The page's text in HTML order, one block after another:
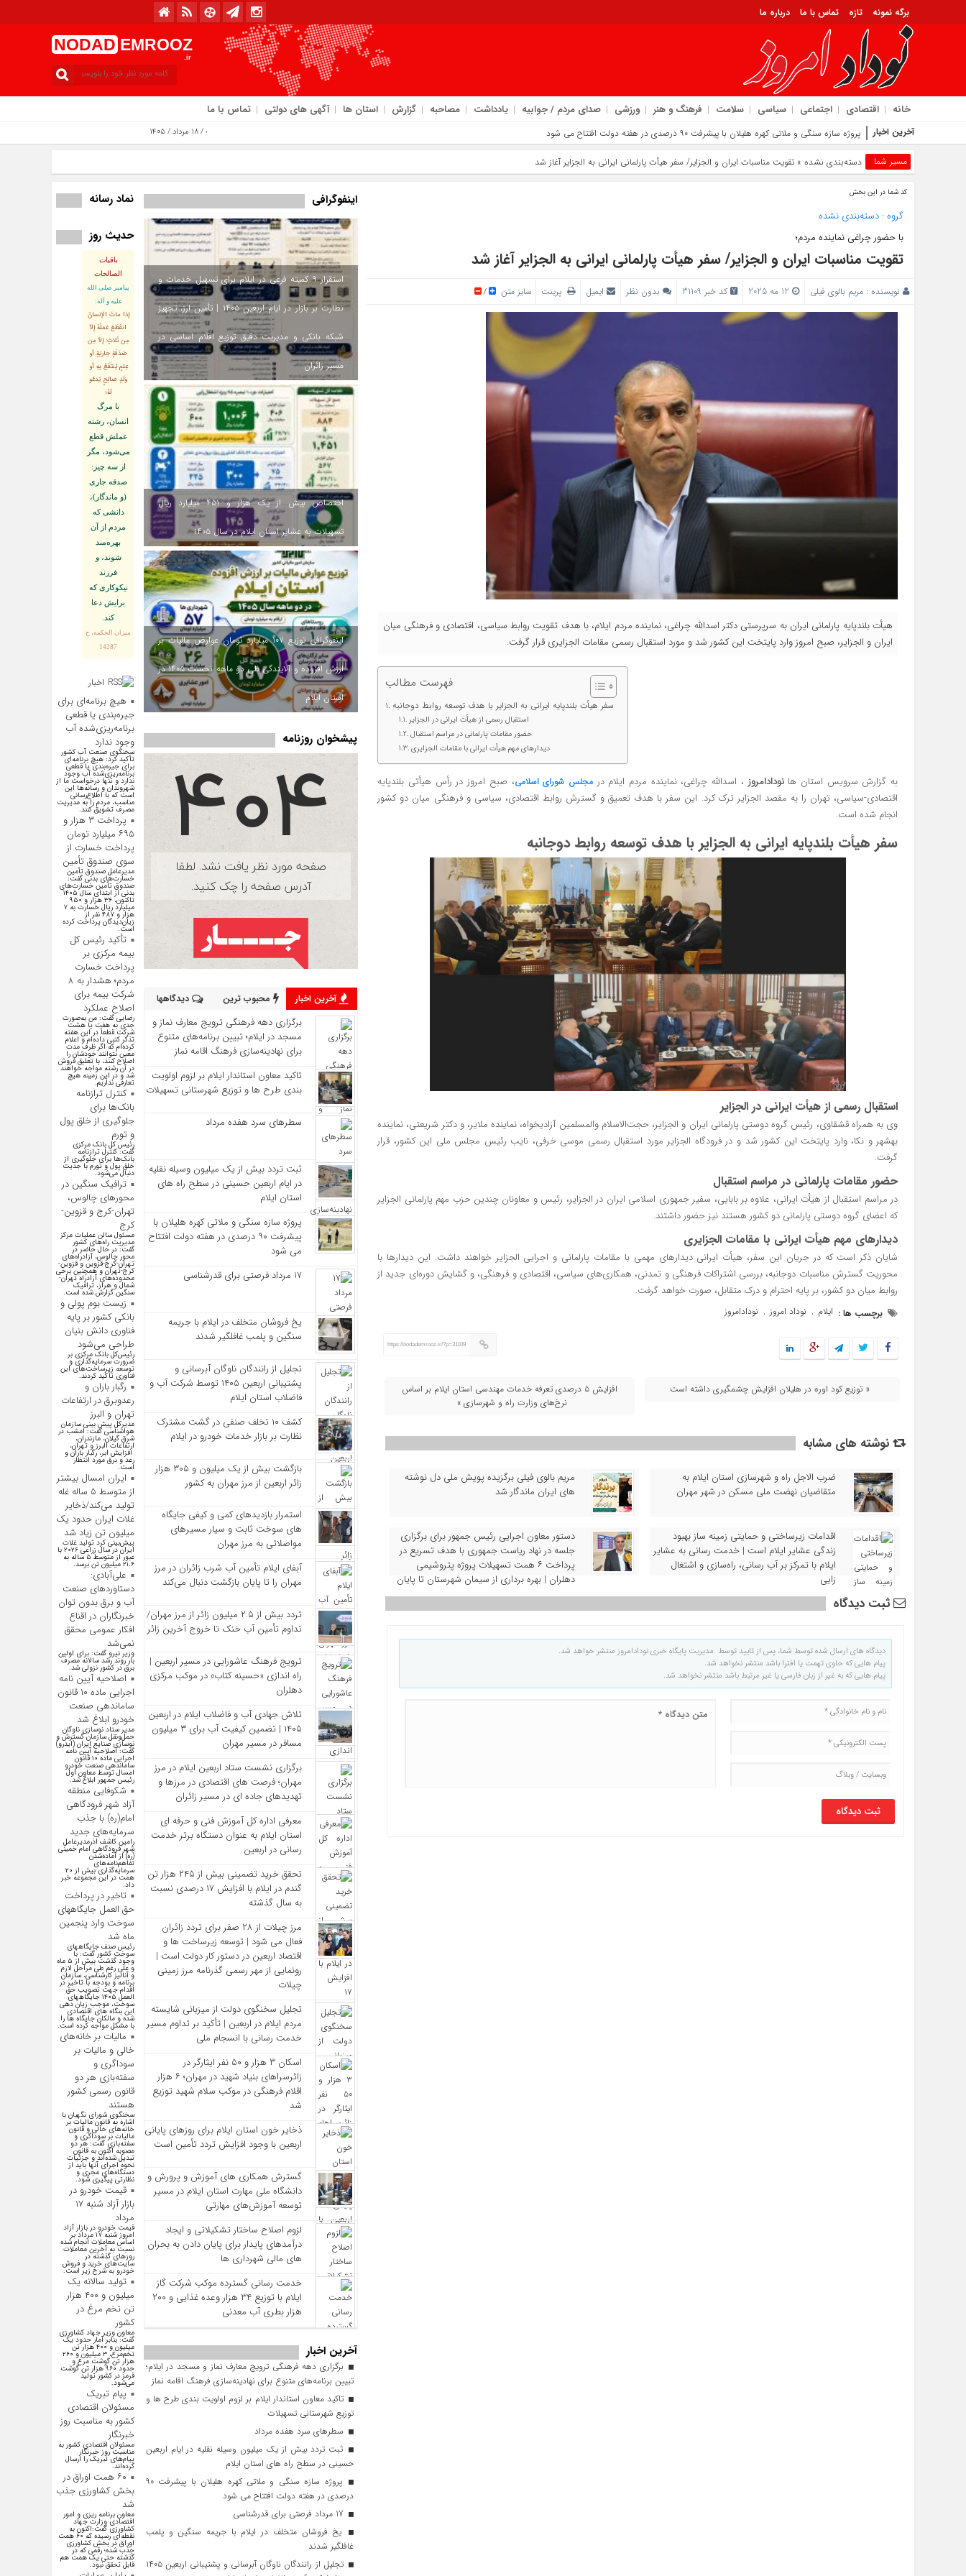
برگه نمونه تازه تماس با ما درباره ما
NODAD EMROOZ
.ir
خانه اقتصادی اجتماعی سیاسی سلامت فرهنگ و هنر ورزشی صدای مردم / جوابیه یادداشت مصاحبه گزارش استان ها آگهی های دولتی تماس با ما
آخرین اخبار 17 مرداد فرصتی برای
مسیر شما دسته‌بندی نشده » تقویت مناسبات ایران و الجزایر/ سفر هیأت پارلمانی ایرانی به الجزایر آغاز شد
کد شما در این بخش
گروه :دسته‌بندی نشده
با حضور چراغی نماینده مردم؛
تقویت مناسبات ایران و الجزایر/ سفر هیأت پارلمانی ایرانی به الجزایر آغاز شد
نویسنده : مریم بالوی فیلی کد خبر 31109 بدون نظر ایمیل پرینت سایز متن /
هیأت بلندپایه پارلمانی ایران به سرپرستی دکتر اسدالله چراغی، نماینده مردم ایلام، با هدف تقویت روابط سیاسی، اقتصادی و فرهنگی میان
ایران و الجزایر، صبح امروز وارد پایتخت این کشور شد و مورد استقبال رسمی مقامات الجزایری قرار گرفت.
فهرست مطالب
سفر هیأت بلندپایه ایرانی به الجزایر با هدف توسعه روابط دوجانبه
استقبال رسمی از هیأت ایرانی در الجزایر
حضور مقامات پارلمانی در مراسم استقبال
دیدارهای مهم هیأت ایرانی با مقامات الجزایری
به گزارش سرویس استان هانودادامروز ، اسدالله چراغی، نماینده مردم ایلام درمجلس شورای اسلامی، صبح امروز در رأس هیأتی بلندپایه
اقتصادی-سیاسی، تهران را به مقصد الجزایر ترک کرد. این سفر با هدف تعمیق و گسترش روابط اقتصادی، سیاسی و فرهنگی میان دو کشور
انجام شده است.
سفر هیأت بلندپایه ایرانی به الجزایر با هدف توسعه روابط دوجانبه
استقبال رسمی از هیأت ایرانی در الجزایر
وی به همراه قشقاوی، رئیس گروه دوستی پارلمانی ایران و الجزایر، حجت‌الاسلام والمسلمین آزادیخواه، نماینده ملایر، و دکتر شریعتی، نماینده
بهشهر و نکا، وارد پایتخت این کشور شد و در فرودگاه الجزایر مورد استقبال رسمی موسی خرفی، نایب رئیس مجلس ملی این کشور، قرار
گرفت.
حضور مقامات پارلمانی در مراسم استقبال
در مراسم استقبال از هیأت ایرانی، علاوه بر بابایی، سفیر جمهوری اسلامی ایران در الجزایر، رئیس و معاونان چندین حزب مهم پارلمانی الجزایر
که اعضای گروه دوستی پارلمانی دو کشور هستند نیز حضور داشتند.
دیدارهای مهم هیأت ایرانی با مقامات الجزایری
شایان ذکر است که در جریان این سفر، هیأت ایرانی دیدارهای مهمی با مقامات پارلمانی و اجرایی الجزایر خواهند داشت. این دیدارها با
محوریت گسترش مناسبات دوجانبه، بررسی اشتراکات فرهنگی و تمدنی، همکاری‌های سیاسی، اقتصادی و فرهنگی، و گشایش دوره‌ای جدید از
روابط میان دو کشور، بر پایه احترام و درک متقابل، صورت خواهد گرفت.
برچسب ها : ایلام , نوداد امروز , نودادامروز
https://nodademrooz.ir/?p=31109
« توزیع کود اوره در هلیلان افزایش چشمگیری داشته است
افزایش ۵ درصدی تعرفه خدمات مهندسی استان ایلام بر اساس
نرخ‌های وزارت راه و شهرسازی »
نوشته های مشابه
ضرب‌ الاجل راه و شهرسازی استان ایلام به
متقاضیان نهضت ملی مسکن در شهر مهران
مریم بالوی فیلی برگزیده پویش ملی دل‌ نوشته‌
های ایران ماندگار شد
اقدامات زیرساختی و حمایتی زمینه‌ ساز بهبود
زندگی عشایر ایلام است | خدمت‌ رسانی به عشایر
ایلام با تمرکز بر آب‌ رسانی، راه‌سازی و اشتغال‌
زایی
دستور معاون اجرایی رئیس‌ جمهور برای برگزاری
جلسه در نهاد ریاست‌ جمهوری با هدف تسریع در
پرداخت ۶ همت تسهیلات پروژه پتروشیمی
دهلران | بهره‌ برداری از سیمان شهرستان تا پایان
سال 1405 با حمایت بانکی
ثبت دیدگاه
دیدگاه های ارسال شده توسط شما، پس از تایید توسط مدیریت پایگاه خبری نودادامروز منتشر خواهد شد.
پیام هایی که حاوی تهمت یا افترا باشد منتشر نخواهد شد.
پیام هایی که به غیر از زبان فارسی یا غیر مرتبط باشد منتشر نخواهد شد.
اینفوگرافی
استقرار ۹ کمیته فرعی در ایلام برای تسهیل خدمات و
نظارت بر بازار در ایام اربعین ۱۴۰۵ | تأمین ارز، تجهیز
شبکه بانکی و مدیریت دقیق توزیع اقلام اساسی در
مسیر زائران
اختصاص بیش از یک هزار و ۴۵۱ میلیارد ریال
تسهیلات به عشایر استان ایلام در سال ۱۴۰۵
اینفوگرافی توزیع ۱۰۷ میلیارد تومان عوارض مالیات بر
ارزش افزوده و آلایندگی طی دو ماهه نخست ۱۴۰۵ در
استان ایلام
پیشخوان روزنامه
آخرین اخبار محبوب ترین دیدگاهها
برگزاری دهه فرهنگی ترویج معارف نماز و
مسجد در ایلام؛ تبیین برنامه‌های متنوع
برای نهادینه‌سازی فرهنگ اقامه نماز
تاکید معاون استاندار ایلام بر لزوم اولویت‌
بندی طرح‌ ها و توزیع شهرستانی تسهیلات
سطرهای سرد هفده مرداد
ثبت تردد بیش از یک میلیون وسیله نقلیه
در ایام اربعین حسینی در سطح راه‌ های
استان ایلام
پروژه سازه سنگی و ملاتی کهره هلیلان با
پیشرفت ۹۰ درصدی در هفته دولت افتتاح
می شود
17 مرداد فرصتی برای قدرشناسی
یخ‌ فروشان متخلف در ایلام با جریمه
سنگین و پلمب غافلگیر شدند
تجلیل از رانندگان ناوگان آبرسانی و
پشتیبانی اربعین ۱۴۰۵ توسط شرکت آب و
فاضلاب استان ایلام
کشف ۱۰ تخلف صنفی در گشت مشترک
نظارت بر بازار خدمات خودرو در ایلام
بازگشت بیش از یک میلیون و ۳۰۵ هزار
زائر اربعین از مرز مهران به کشور
استمرار بازدیدهای کمی و کیفی جایگاه‌
های سوخت ثابت و سیار مسیرهای
مواصلاتی به مرز مهران
آبفای ایلام تأمین آب شرب زائران در مرز
مهران را تا پایان بازگشت دنبال می‌کند
تردد بیش از ۲.۵ میلیون زائر از مرز مهران/
تداوم تأمین آب خنک تا خروج آخرین زائر
ترویج فرهنگ عاشورایی در مسیر اربعین |
راه‌ اندازی «حسینه کتاب» در موکب مرکزی
دهلران
تلاش جهادی آب و فاضلاب ایلام در اربعین
۱۴۰۵ | تضمین کیفیت آب برای ۳ میلیون
مسافر در مسیر مهران
برگزاری نشست ستاد اربعین ایلام در مرز
مهران؛ فرصت‌ های اقتصادی در مرزها و
تهدیدهای جاده‌ ای در مسیر زائران
معرفی اداره کل آموزش فنی و حرفه‌ ای
استان ایلام به‌ عنوان دستگاه برتر خدمت‌
رسانی در اربعین
تحقق خرید تضمینی بیش از ۲۴۵ هزار تن
گندم در ایلام با افزایش ۱۷ درصدی نسبت
به سال گذشته
مرز چیلات از ۲۸ صفر برای تردد زائران
فعال می‌ شود | توسعه زیرساخت‌ ها و
اقتصاد اربعین در دستور کار دولت است |
رونمایی از مهر رسمی گذرنامه مرز زمینی
چیلات
تجلیل سخنگوی دولت از میزبانی شایسته
مردم ایلام در اربعین | تأکید بر تداوم مسیر
خدمت‌ رسانی با انسجام ملی
اسکان ۳ هزار و ۵۰ نفر ایثارگر در
زائرسراهای بنیاد شهید در مهران؛ ۶ هزار
اقلام فرهنگی در موکب سلام شهید توزیع
شد
ذخایر خون استان ایلام برای روزهای پایانی
اربعین با وجود افزایش تردد تأمین است
گسترش همکاری‌ های آموزش و پرورش و
دانشگاه ملی مهارت استان ایلام در مسیر
توسعه آموزش‌های مهارتی
لزوم اصلاح ساختار تشکیلاتی و ایجاد
درآمدهای پایدار برای پایان دادن به بحران‌
های مالی شهرداری‌ ها
خدمت رسانی گسترده موکب شرکت گاز
ایلام با توزیع ۳۴ هزار وعده غذایی و ۲۰۰
هزار بطری آب معدنی
آخرین اخبار
برگزاری دهه فرهنگی ترویج معارف نماز و مسجد در ایلام؛
تبیین برنامه‌های متنوع برای نهادینه‌سازی فرهنگ اقامه نماز
تاکید معاون استاندار ایلام بر لزوم اولویت‌ بندی طرح‌ ها و
توزیع شهرستانی تسهیلات
سطرهای سرد هفده مرداد
ثبت تردد بیش از یک میلیون وسیله نقلیه در ایام اربعین
حسینی در سطح راه‌ های استان ایلام
پروژه سازه سنگی و ملاتی کهره هلیلان با پیشرفت ۹۰
درصدی در هفته دولت افتتاح می شود
یخ‌ فروشان متخلف در ایلام با جریمه سنگین و پلمب
غافلگیر شدند
تجلیل از رانندگان ناوگان آبرسانی و پشتیبانی اربعین ۱۴۰۵
نماد رسانه
حدیث روز
باقیات
الصالحات
پيامبر صلى‏ الله‏
عليه ‏و‏ آله:
إذا ماتَ الإنسانُ
انقَطَعَ عَمَلُهُ إلاّ
مِن ثَلاثٍ: إلاّ مِن
صَدَقَةٍ جاريَةٍ أو
عِلمٍ يُنتَفَعُ بِهِ أو
وَلَدٍ صالِحٍ يَدعُو
لَهُ؛
با مرگ
انسان، رشته
عملش قطع
مى‌شود، مگر
از سه چيز:
صدقه جارى
(و ماندگار)،
دانشى كه
مردم از آن
بهره‏‌مند
شوند، و
فرزند
نيكوكارى كه
برايش دعا
كند.
ميزان الحكمه، ح
14287
اخبار
اقتصادی
هیچ برنامه‌ای برای
جیره‌بندی یا قطعی
برنامه‌ریزی‌شده آب
وجود ندارد
سخنگوی صنعت آب کشور
تأکید کرد: هیچ برنامه‌ای
برای جیره‌بندی یا قطعی
برنامه‌ریزی‌شده آب وجود
ندارد و تنها درخواست ما از
شهروندان و رسانه‌ها این
است که با اطلاع‌رسانی
مناسب، مردم را به مدیریت
مصرف تشویق کنند.
پرداخت ۳ هزار و
۶۹۵ میلیارد تومان
پرداخت خسارت از
سوی صندوق تأمین
مدیرعامل صندوق تأمین
خسارت‌های بدنی گفت:
صندوق تأمین خسارت‌های
بدنی از ابتدای سال ۱۴۰۵
تاکنون، ۳۶ هزار و ۹۵۰
میلیارد ریال خسارت به ۷
هزار و ۴۸۷ نفر از
زیان‌دیدگان پرداخت کرده
است.
تأکید رئیس کل
بیمه مرکزی بر
پرداخت خسارت
مردم؛ هشدار به ۸
شرکت‌ بیمه برای
اصلاح عملکرد
رضایی گفت: من به‌صورت
جدی به هفت یا هشت
شرکت قطعاً در این هفته
تذکر کتبی داده‌ام و اعلام
کرده‌ام که اگر ظرف مدت
معین نتوانند خودشان را
اصلاح کنند، با تعلیق فروش
در آن رشته مواجه خواهند
شد و در این زمینه هیچ
تعارفی نداریم.
کنترل ترازنامه
بانک‌ها برای
جلوگیری از خلق پول
و تورم
رئیس کل بانک مرکزی
گفت: کنترل ترازنامه
بانک‌ها برای جلوگیری از
خلق پول و تورم با جدیت
دنبال می‌شود.
ترافیک سنگین در
محورهای چالوس،
تهران-کرج و قزوین-
کرج
مسئول سالن عملیات مرکز
مدیریت راه‌های کشور
گفت: در حال حاضر در
محور چالوس، آزادراه‌های
تهران-کرج-قزوین و قزوین-
کرج-تهران و همچنین برخی
محدوده‌های آزادراه تهران-
شمال و هراز، ترافیک
سنگین گزارش شده است.
زیست بوم پولی و
بانکی کشور بر پایه
فناوری دانش بنیان
طراحی می‌شود
رئیس‌کل بانک مرکزی بر
ضرورت سرمایه‌گذاری و
توسعه زیرساخت‌های این
فناوری تأکید کردند.
رگبار باران و
رعدوبرق در ارتفاعات
تهران و البرز
مدیرکل پیش بینی سازمان
هواشناسی گفت: امشب در
شرق گیلان، مازندران،
ارتفاعات البرز و تهران،
افزایش ابر، رگبار باران و
رعد و برق مورد انتظار
است.
ایران امسال بیشتر
از متوسط ۵ ساله غله
تولید می‌کند/ذخایر
غلات ایران حدود یک
میلیون تن زیاد شد
پیش‌بینی کرد تولید غلات
ایران در سال زراعی ۲۰۲۶ با
عبور از متوسط ۵ ساله به
۲۱.۶ میلیون تن برسد.
علی‌آبادی:
دستاورد‌های صنعت
آب و برق بدون توان
خبرنگاران در اقناع
افکار عمومی محقق
نمی‌شد
وزیر نیرو گفت: برای اولین
بار روند رشد سالانه مصرف
برق در کشور نزولی شد.
اصلاحیه آیین نامه
اجرایی ماده ۱۰ قانون
ساماندهی صنعت
خودرو ابلاغ شد
مدیر ستاد نوسازی ناوگان
حمل‌ونقل سازمان گسترش و
نوسازی صنایع ایران (ایدرو)
گفت: اصلاحیه آیین نامه
اجرایی ماده ۱۰ قانون
ساماندهی صنعت خودرو
امسال توسط معاون اول
رئیس جمهور ابلاغ شد.
شکوفایی منطقه
آزاد شهر فرودگاهی
امام(ره) با جذب
سرمایه‌های جدید
رامین کاشف اذرمدیرعامل
شهر فرودگاهی امام خمینی
(ره) از آماده‌شدن
تفاهم‌نامه‌های
سرمایه‌گذاری بیش از ۲۰
همت در این مجموعه خبر
داد.
تاخیر در پرداخت
حق العمل جایگاههای
سوخت وارد پنجمین
ماه شد
رئیس صنف جایگاههای
سوخت کشور گفت: با
وجود گذشت بیش از ۵ ماه
و علی رغم طی مراحل لازم
و آنالیز کارشناسی، سازمان
برنامه و بودجه با تاخیر در
اقدام جهت تصویب حق
العمل ۱۴۰۵ جایگاههای
سوخت، موجب زیان دهی
این بنگاه های اقتصادی
شده و مالکان جایگاه ها را
با مشکل مواجه کرده است.
مالیات بر خانه‌های
خالی و مالیات بر
سوداگری و
سفته‌بازی هر دو
قانون رسمی کشور
هستند
سخنگوی شورای نگهبان با
اشاره به قانون مالیات بر
خانه‌های خالی و قانون
مالیات بر سوداگری و
سفته‌بازی گفت: هر دو
مصوبه اکنون به قانون
تبدیل شده‌اند و جزئیات
نحوه اجرای آنها باید از
دستگاه‌های مجری و
نظارتی پیگیری شود.
قیمت خودرو در
بازار آزاد شنبه ۱۷
مرداد
قیمت خودرو در بازار آزاد
امروز شنبه ۱۷ مرداد بر
اساس معاملات انجام شده
نسبت به آخرین معاملات
روز‌های گذشته در
سایت‌های خرید و فروش
خودرو به شرح زیر است.
تولید سالانه یک
میلیون و ۴۰۰ هزار
تن تخم مرغ در
کشور
معاون وزیر جهاد کشاورزی
گفت: بنابر آمار حدود یک
میلیون و ۴۰۰ هزار تن
تخم‌مرغ، ۳ میلیون و ۲۶۰
هزار تن گوشت مرغ و
حدود ۹۶۰ هزار تن گوشت
قرمز در کشور تولید
می‌شود.
پیام تبریک
مسئولان اقتصادی
کشور به مناسبت روز
خبرنگار
مسئولان اقتصادی کشور به
مناسبت روز خبرنگار
پیام‌های تبریک را ارسال
کرده‌اند.
۶۰ همت اوراق در
بخش کشاورزی جذب
شد
معاون برنامه ریزی و امور
اقتصادی وزارت جهاد
کشاورزی گفت:اکنون به
نقطه‌ای رسیده که ۶۰ همت
اوراق در بخش کشاورزی
جذب شده؛ رقمی که در
گذشته حتی یک همت هم
قابل تحقق نبود.